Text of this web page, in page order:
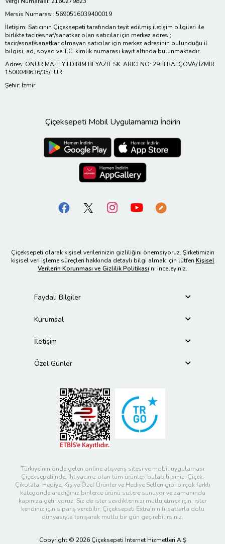
Mersis Numarası: 5690516039400019
İletişim: Satıcının Çiçeksepeti tarafından teyit edilmiş iletişim bilgileri ile
birlikte tacir/esnaf/sanatkar olan satıcılar için merkez adresi;
tacir/esnaf/sanatkar olmayan satıcılar için merkez adresinin bulunduğu il
bilgisi, ad, soyad ve T.C. kimlik numarası kayıt altında bulunmaktadır.
Adres: ONUR MAH. YILDIRIM BEYAZIT SK. ARICI NO: 29 B BALÇOVA/ İZMİR
1500048636/35/TUR
Şehir: İzmir
Çiçeksepeti Mobil Uygulamamızı İndirin
Çiçeksepeti olarak kişisel verilerinizin gizliliğini önemsiyoruz. Şirketimizin
kişisel veri işleme süreçleri hakkında detaylı bilgi almak için lütfen Kişisel
Verilerin Korunması ve Gizlilik Politikası’nı inceleyiniz.
Faydalı Bilgiler
Kurumsal
İletişim
Özel Günler
Türkiye’nin önde gelen online alışveriş sitesi ve mobil uygulaması
Çiçeksepeti’nde, ihtiyacınız olan tüm ürünleri bulabilirsiniz. Çiçek,
Çikolata, Hediye, Kişiye Özel Ürünler ve Hediye Setleri gibi birçok farklı
kategoride aradığınız binlerce ürünü sizlere sunuyor ve zamanında
kapınıza getiriyoruz! Siz de ister sevdiklerinizi mutlu etmek için, ister
kendiniz için sipariş verebilir; Çiçeksepeti Extra’nın fırsatlarla dolu
dünyasıyla tanışarak mutlu bir gün geçirebilirsiniz.
Copyright © 2026 Çiçeksepeti İnternet Hizmetleri A.Ş